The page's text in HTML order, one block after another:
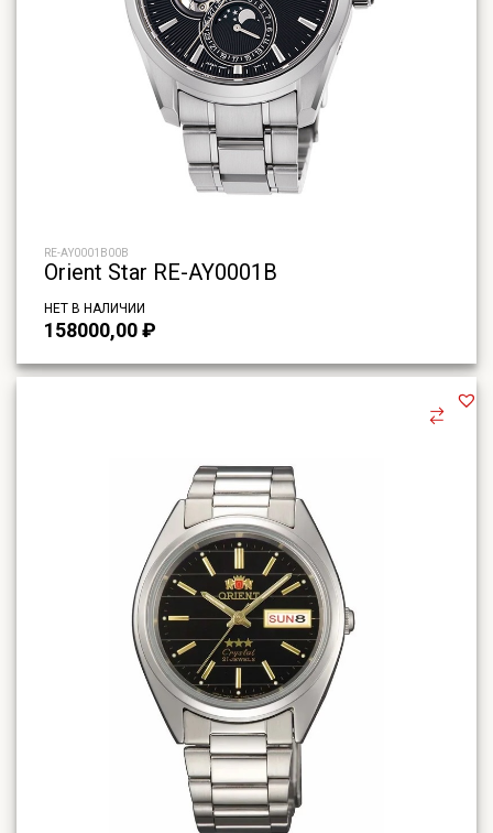
RE-AY0001B00B
Orient Star RE-AY0001B
НЕТ В НАЛИЧИИ
158000,00₽